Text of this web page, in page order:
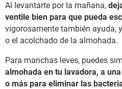
Al levantarte por la mañana,
ventile bien para que pueda
vigorosamente también ayuda,
o el acolchado de la almohada.
Para manchas leves, puedes
almohada en tu lavadora, a
o más para eliminar las